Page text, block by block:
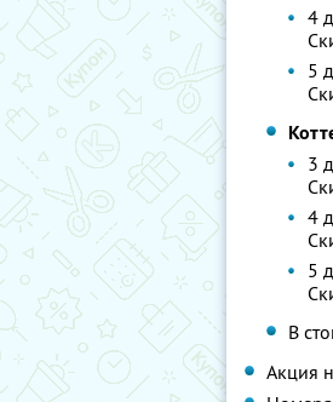
4
5
3
4
5
В
Акция